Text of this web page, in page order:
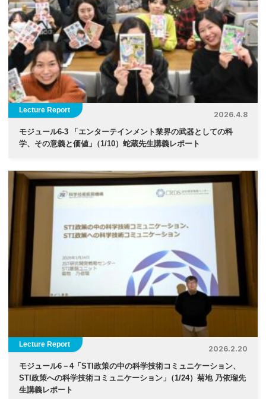
Lecture Report
2026.4.8
モジュール6-3 「エンターテインメント業界の武器としての科
学、その意義と価値」 （1/10）蛇蔵先生講義レポート
Lecture Report
2026.2.20
モジュール6－4「STI政策の中の科学技術コミュニケーション、
STI政策への科学技術コミュニケーション」 （1/24）菊地 乃依瑠先
生講義レポート